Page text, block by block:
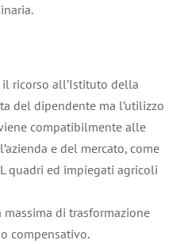
ricorso all’Istituto della
del dipendente ma l’utilizzo
compatibilmente alle
e del mercato, come
quadri ed impiegati agricoli
di trasformazione
compensativo.